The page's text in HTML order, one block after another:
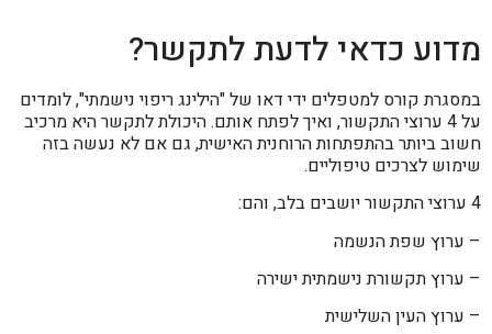
מדוע כדאי לדעת לתקשר?
במסגרת קורס למטפלים ידי דאו של "הילינג ריפוי נישמתי", לומדים
על 4 ערוצי התקשור, ואיך לפתח אותם. היכולת לתקשר היא מרכיב
חשוב ביותר בהתפתחות הרוחנית האישית, גם אם לא נעשה בזה
שימוש לצרכים טיפוליים.
4 ערוצי התקשור יושבים בלב, והם:
– ערוץ שפת הנשמה
– ערוץ תקשורת נישמתית ישירה
– ערוץ העין השלישית